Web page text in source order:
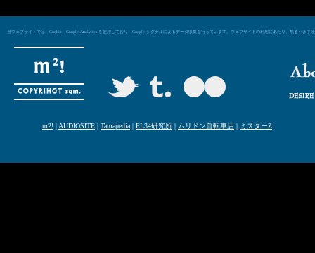
当ウェブサイトでは、Cookie、Google Analytics を使用しており、Google シグナルによるデータ収集を行っています。ウェブサイトの利用にあたり、然るべき
m2! | AUDIOSITE | Tamapedia | EL34研究所 | ムリドン自転車店 | ミスターZ